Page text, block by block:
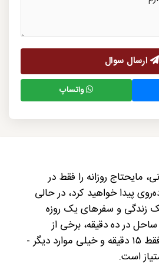
واتساپ
مایحتاج روزانه را فقط در
پیدا خواهید کرد، در حالی
زندگی و سفرهای یک روزه
در ده دقیقه، برخی از
بزرگترین مراکز خرید فقط ۱۵ دقیقه و خیلی موارد دیگر -
است.